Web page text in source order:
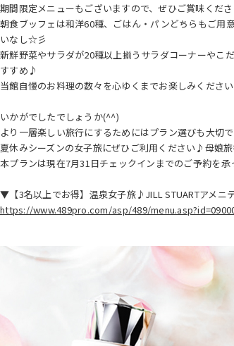
期間限定メニューもございますので、ぜひご賞味くだ
朝食ブッフェは和洋60種、ごはん・パンどちらもご用
いなし☆彡
新鮮野菜やサラダが20種以上揃うサラダコーナーやこ
すすめ♪
当館自慢のお料理の数々を心ゆくまでお楽しみくださ
いかがでしたでしょうか(^^)
より一層楽しい旅行にするためにはプラン選びも大切
夏休みシーズンの女子旅にぜひご利用ください♪母娘
本プランは現在7月31日チェックインまでのご予約を
▼【3名以上でお得】温泉女子旅♪JILL STUARTアメ
https://www.489pro.com/asp/489/